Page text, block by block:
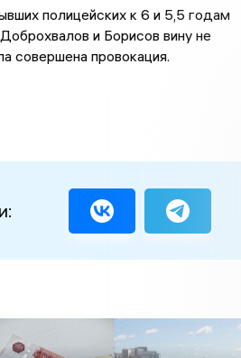
полицейских к 6 и 5,5 годам
и Борисов вину не
совершена провокация.